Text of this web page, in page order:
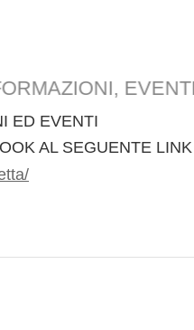
EVENTI
ED EVENTI
AL SEGUENTE LINK